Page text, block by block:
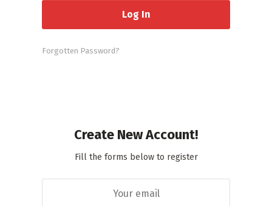
Forgotten Password?
Create New Account!
Fill the forms below to register